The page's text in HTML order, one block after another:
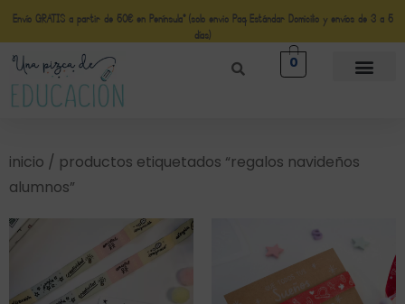
Envío GRATIS a partir de 50€ en Península* (solo envio Paq Estándar Domicilio y envíos de 3 a 5
días)
0
inicio / productos etiquetados “regalos navideños
alumnos”